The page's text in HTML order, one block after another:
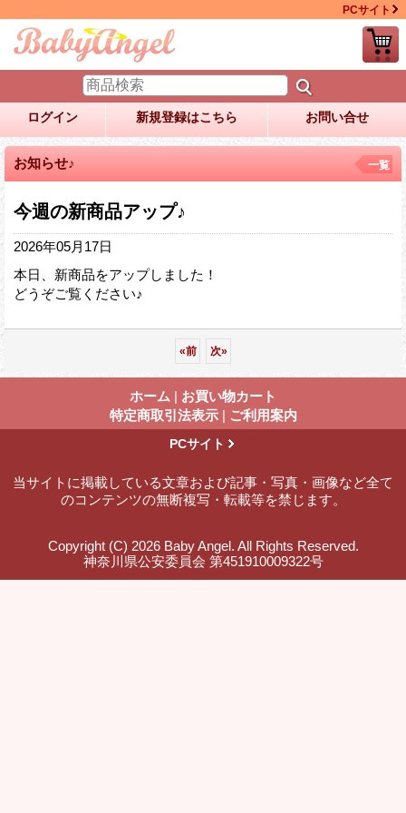
PCサイト
ログイン 新規登録はこちら お問い合せ
お知らせ♪ 一覧
今週の新商品アップ♪
2026年05月17日
本日、新商品をアップしました！
どうぞご覧ください♪
«前 次»
ホーム | お買い物カート
特定商取引法表示 | ご利用案内
PCサイト
当サイトに掲載している文章および記事・写真・画像など全て
のコンテンツの無断複写・転載等を禁じます。
Copyright (C) 2026 Baby Angel. All Rights Reserved.
神奈川県公安委員会 第451910009322号